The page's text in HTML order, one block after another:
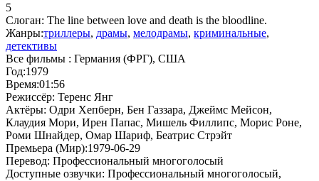
5
Слоган: The line between love and death is the bloodline.
Жанры:триллеры, драмы, мелодрамы, криминальные,
детективы
Все фильмы : Германия (ФРГ), США
Год:1979
Время:01:56
Режиссёр: Теренс Янг
Актёры: Одри Хепберн, Бен Газзара, Джеймс Мейсон,
Клаудия Мори, Ирен Папас, Мишель Филлипс, Морис Роне,
Роми Шнайдер, Омар Шариф, Беатрис Стрэйт
Премьера (Мир):1979-06-29
Перевод: Профессиональный многоголосый
Доступные озвучки: Профессиональный многоголосый,